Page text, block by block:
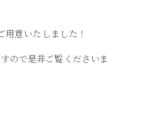
意いたしました！
ので是非ご覧くださいま